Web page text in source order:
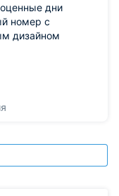
дни
номер с
дизайном
условия
это место и